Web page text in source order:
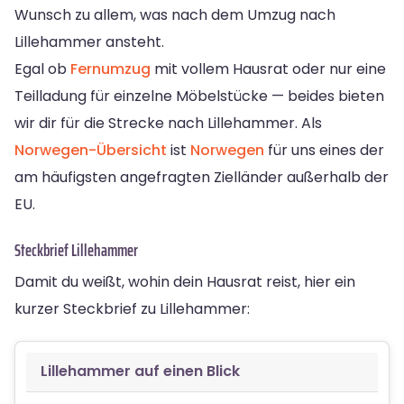
Wunsch zu allem, was nach dem Umzug nach
Lillehammer ansteht.
Egal ob Fernumzug mit vollem Hausrat oder nur eine
Teilladung für einzelne Möbelstücke — beides bieten
wir dir für die Strecke nach Lillehammer. Als
Norwegen-Übersicht ist Norwegen für uns eines der
am häufigsten angefragten Zielländer außerhalb der
EU.
Steckbrief Lillehammer
Damit du weißt, wohin dein Hausrat reist, hier ein
kurzer Steckbrief zu Lillehammer:
Lillehammer auf einen Blick